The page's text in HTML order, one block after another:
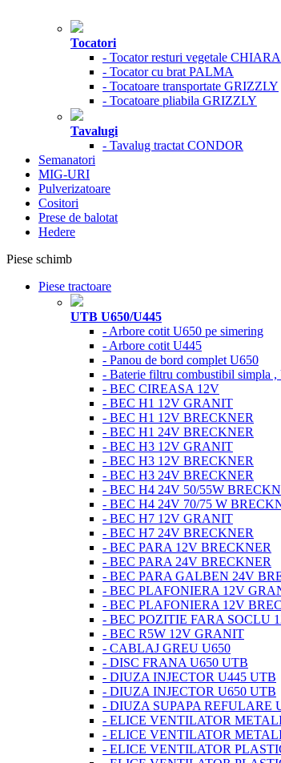
Tocatori
- Tocator resturi vegetale CHIARA
- Tocator cu brat PALMA
- Tocatoare transportate GRIZZLY
- Tocatoare pliabila GRIZZLY
Tavalugi
- Tavalug tractat CONDOR
Semanatori
MIG-URI
Pulverizatoare
Cositori
Prese de balotat
Hedere
Piese schimb
Piese tractoare
UTB U650/U445
- Arbore cotit U650 pe simering
- Arbore cotit U445
- Panou de bord complet U650
- Baterie filtru combustibil simpla ,
- BEC CIREASA 12V
- BEC H1 12V GRANIT
- BEC H1 12V BRECKNER
- BEC H1 24V BRECKNER
- BEC H3 12V GRANIT
- BEC H3 12V BRECKNER
- BEC H3 24V BRECKNER
- BEC H4 24V 50/55W
- BEC H4 24V 70/75 W
- BEC H7 12V GRANIT
- BEC H7 24V BRECKNER
- BEC PARA 12V BRECKNER
- BEC PARA 24V BRECKNER
- BEC PARA GALBEN 24V
- BEC PLAFONIERA 12V
- BEC PLAFONIERA 12V
- BEC POZITIE FARA SOCLU
- BEC R5W 12V GRANIT
- CABLAJ GREU U650
- DISC FRANA U650 UTB
- DIUZA INJECTOR U445 UTB
- DIUZA INJECTOR U650 UTB
- DIUZA SUPAPA REFULARE
- ELICE VENTILATOR
- ELICE VENTILATOR
- ELICE VENTILATOR